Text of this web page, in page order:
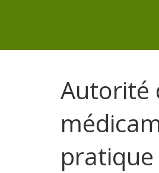
Autorité
pratique